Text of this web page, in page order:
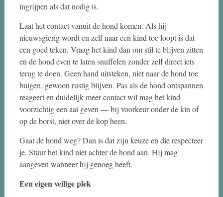
ingrijpen als dat nodig is.
Laat het contact vanuit de hond komen. Als hij
nieuwsgierig wordt en zelf naar een kind toe loopt is dat
een goed teken. Vraag het kind dan om stil te blijven zitten
en de hond even te laten snuffelen zonder zelf direct iets
terug te doen. Geen hand uitsteken, niet naar de hond toe
buigen, gewoon rustig blijven. Pas als de hond ontspannen
reageert en duidelijk meer contact wil mag het kind
voorzichtig een aai geven — bij voorkeur onder de kin of
op de borst, niet over de kop heen.
Gaat de hond weg? Dan is dat zijn keuze en die respecteer
je. Stuur het kind niet achter de hond aan. Hij mag
aangeven wanneer hij genoeg heeft.
Een eigen veilige plek